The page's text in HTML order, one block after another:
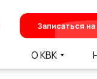
Записаться на прием